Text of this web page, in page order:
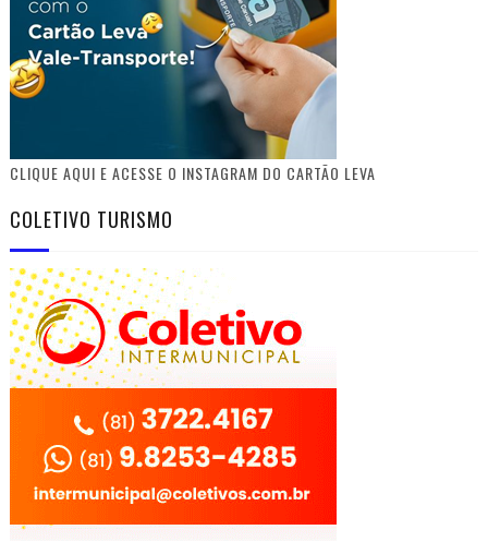
CLIQUE AQUI E ACESSE O INSTAGRAM DO CARTÃO LEVA
COLETIVO TURISMO